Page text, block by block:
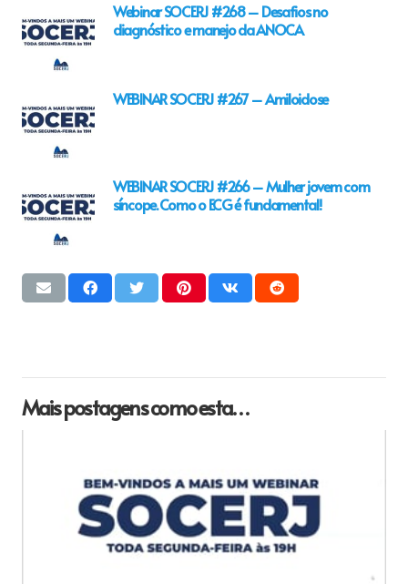
Webinar SOCERJ #268 – Desafios no
diagnóstico e manejo da ANOCA
WEBINAR SOCERJ #267 – Amiloidose
WEBINAR SOCERJ #266 – Mulher jovem com
síncope. Como o ECG é fundamental!
Mais postagens como esta…